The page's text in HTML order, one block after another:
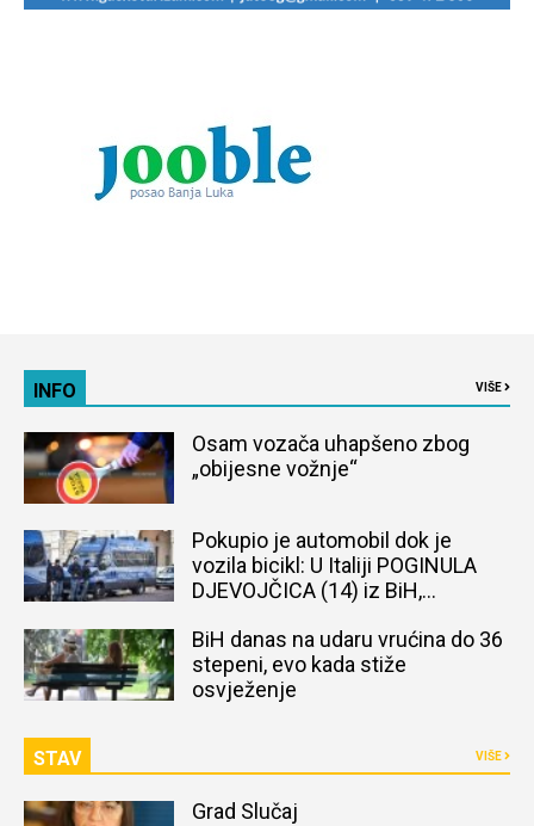
INFO VIŠE
Osam vozača uhapšeno zbog
„obijesne vožnje“
Pokupio je automobil dok je
vozila bicikl: U Italiji POGINULA
DJEVOJČICA (14) iz BiH,
BiH danas na udaru vrućina do 36
stepeni, evo kada stiže
osvježenje
STAV VIŠE
Grad Slučaj